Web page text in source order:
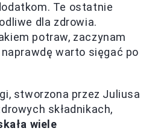
Te ostatnie
dla zdrowia.
potraw, zaczynam
warto sięgać po
stworzona przez Juliusa
składnikach,
wiele